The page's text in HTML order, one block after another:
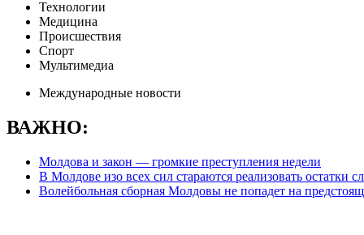
Технологии
Медицина
Происшествия
Спорт
Мультимедиа
Международные новости
ВАЖНО:
Молдова и закон — громкие преступления недели
В Молдове изо всех сил стараются реализовать остатки
Волейбольная сборная Молдовы не попадет на